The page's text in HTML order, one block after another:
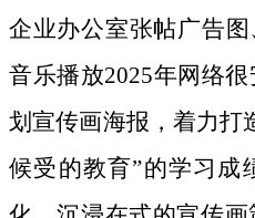
企业办公室张帖广告
音乐播放2025年网络
划宣传画海报，着力打
候受的教育”的学习成